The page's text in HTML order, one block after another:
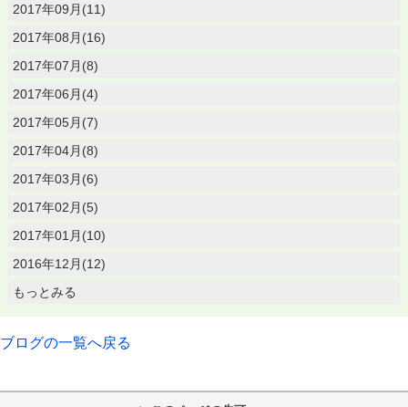
2017年09月(11)
2017年08月(16)
2017年07月(8)
2017年06月(4)
2017年05月(7)
2017年04月(8)
2017年03月(6)
2017年02月(5)
2017年01月(10)
2016年12月(12)
もっとみる
ブログの一覧へ戻る